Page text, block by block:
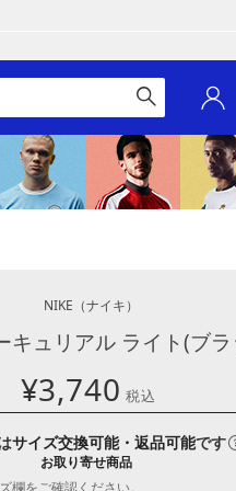
NIKE （ナイキ）
キュリアル ライト(ブ
¥3,740 税込
サイズ交換可能・返品可能です
お取り寄せ商品
欄をご確認ください。